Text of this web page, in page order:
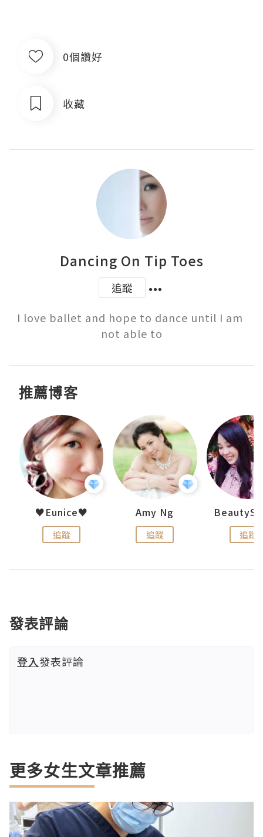
0個讚好
收藏
Dancing On Tip Toes
追蹤
I love ballet and hope to dance until I am
not able to
推薦博客
♥Eunice♥
追蹤
Amy Ng
追蹤 追蹤
發表評論
登入發表評論
更多女生文章推薦